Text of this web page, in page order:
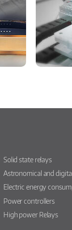
Solid state relays
Astronomical and
Electric energy
Power controllers
High power Relays